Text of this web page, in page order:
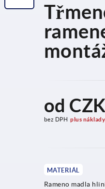
od
bez DPH plus
MATERIÁL
Rameno madla